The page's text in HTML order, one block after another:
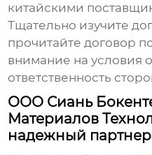
китайскими
Тщательно изучите
прочитайте договор
внимание на условия
ответственность
ООО Сиань
Материалов
надежный партнер